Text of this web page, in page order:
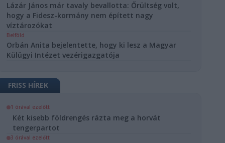
Lázár János már tavaly bevallotta: Őrültség volt,
hogy a Fidesz-kormány nem épített nagy
víztározókat
Belföld
Orbán Anita bejelentette, hogy ki lesz a Magyar
Külügyi Intézet vezérigazgatója
FRISS HÍREK
1 órával ezelőtt
Két kisebb földrengés rázta meg a horvát
tengerpartot
3 órával ezelőtt